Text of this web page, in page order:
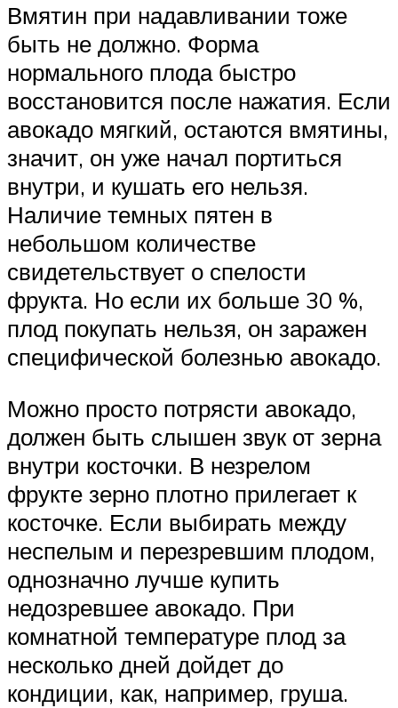
Вмятин при надавливании тоже
быть не должно. Форма
нормального плода быстро
восстановится после нажатия. Если
авокадо мягкий, остаются вмятины,
значит, он уже начал портиться
внутри, и кушать его нельзя.
Наличие темных пятен в
небольшом количестве
свидетельствует о спелости
фрукта. Но если их больше 30 %,
плод покупать нельзя, он заражен
специфической болезнью авокадо.
Можно просто потрясти авокадо,
должен быть слышен звук от зерна
внутри косточки. В незрелом
фрукте зерно плотно прилегает к
косточке. Если выбирать между
неспелым и перезревшим плодом,
однозначно лучше купить
недозревшее авокадо. При
комнатной температуре плод за
несколько дней дойдет до
кондиции, как, например, груша.